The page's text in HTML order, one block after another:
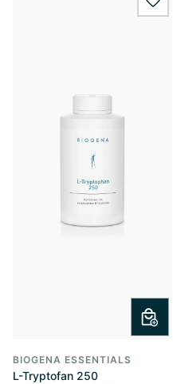
BIOGENA ESSENTIALS
L-Tryptofan 250